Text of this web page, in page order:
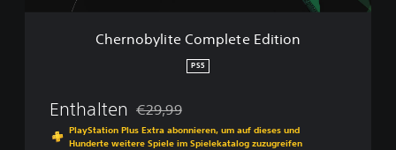
Chernobylite Complete Edition
PS5
Enthalten Preisnachlass gegenüber dem Originalpreis
€29,99
PlayStation Plus Extra abonnieren, um auf dieses und
Hunderte weitere Spiele im Spielekatalog zuzugreifen